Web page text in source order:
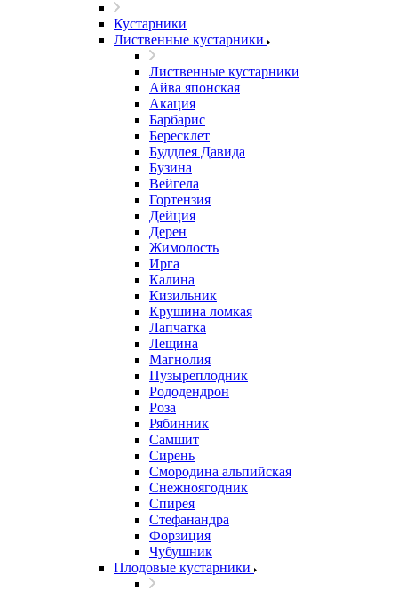
Кустарники
Лиственные кустарники
Лиственные кустарники
Айва японская
Акация
Барбарис
Бересклет
Буддлея Давида
Бузина
Вейгела
Гортензия
Дейция
Дерен
Жимолость
Ирга
Калина
Кизильник
Крушина ломкая
Лапчатка
Лещина
Магнолия
Пузыреплодник
Рододендрон
Роза
Рябинник
Самшит
Сирень
Смородина альпийская
Снежноягодник
Спирея
Стефанандра
Форзиция
Чубушник
Плодовые кустарники